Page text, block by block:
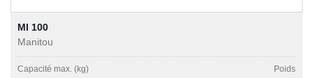
MI 100
Manitou
Capacité max. (kg)
Poids